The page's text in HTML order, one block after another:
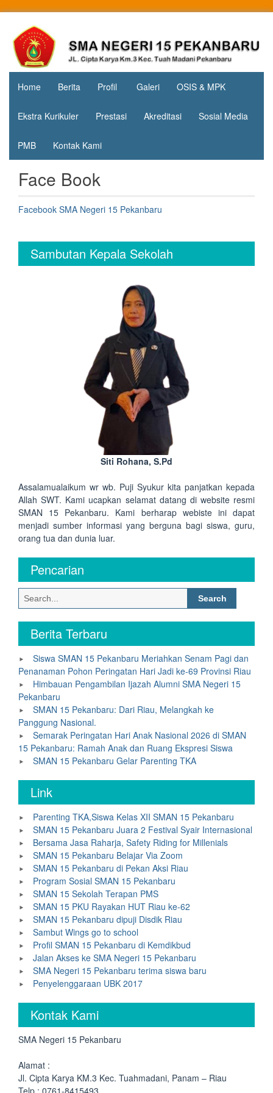
contentSMA
Negeri 15
Pekanbaru
Jl. Cipta
Karya
KM.3, Kec.
Tuah
Madani,
Home Berita Profil Galeri OSIS & MPK
Ekstra Kurikuler Prestasi Akreditasi Sosial Media
PMB Kontak Kami
Face Book
Facebook SMA Negeri 15 Pekanbaru
Sambutan Kepala Sekolah
Siti Rohana, S.Pd
Assalamualaikum wr wb. Puji Syukur kita panjatkan kepada
Allah SWT. Kami ucapkan selamat datang di website resmi
SMAN 15 Pekanbaru. Kami berharap webiste ini dapat
menjadi sumber informasi yang berguna bagi siswa, guru,
orang tua dan dunia luar.
Pencarian
Search
for:
Berita Terbaru
Siswa SMAN 15 Pekanbaru Meriahkan Senam Pagi dan
Penanaman Pohon Peringatan Hari Jadi ke-69 Provinsi Riau
Himbauan Pengambilan Ijazah Alumni SMA Negeri 15
Pekanbaru
SMAN 15 Pekanbaru: Dari Riau, Melangkah ke
Panggung Nasional.
Semarak Peringatan Hari Anak Nasional 2026 di SMAN
15 Pekanbaru: Ramah Anak dan Ruang Ekspresi Siswa
SMAN 15 Pekanbaru Gelar Parenting TKA
Link
Parenting TKA,Siswa Kelas XII SMAN 15 Pekanbaru
SMAN 15 Pekanbaru Juara 2 Festival Syair Internasional
Bersama Jasa Raharja, Safety Riding for Millenials
SMAN 15 Pekanbaru Belajar Via Zoom
SMAN 15 Pekanbaru di Pekan Aksi Riau
Program Sosial SMAN 15 Pekanbaru
SMAN 15 Sekolah Terapan PMS
SMAN 15 PKU Rayakan HUT Riau ke-62
SMAN 15 Pekanbaru dipuji Disdik Riau
Sambut Wings go to school
Profil SMAN 15 Pekanbaru di Kemdikbud
Jalan Akses ke SMA Negeri 15 Pekanbaru
SMA Negeri 15 Pekanbaru terima siswa baru
Penyelenggaraan UBK 2017
Kontak Kami
SMA Negeri 15 Pekanbaru
Alamat :
Jl. Cipta Karya KM.3 Kec. Tuahmadani, Panam – Riau
Telp : 0761-8415493